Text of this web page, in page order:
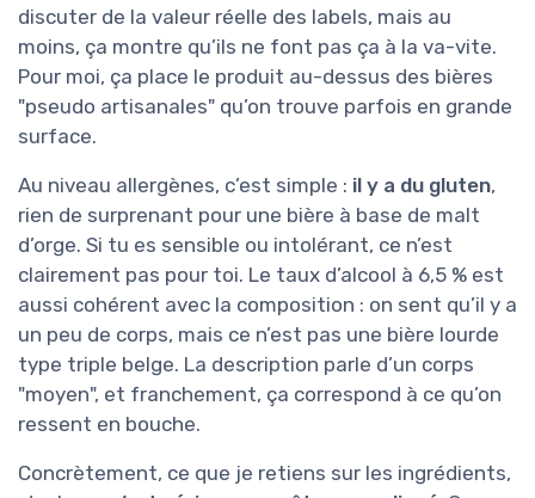
discuter de la valeur réelle des labels, mais au
moins, ça montre qu’ils ne font pas ça à la va-vite.
Pour moi, ça place le produit au-dessus des bières
"pseudo artisanales" qu’on trouve parfois en grande
surface.
Au niveau allergènes, c’est simple : il y a du gluten,
rien de surprenant pour une bière à base de malt
d’orge. Si tu es sensible ou intolérant, ce n’est
clairement pas pour toi. Le taux d’alcool à 6,5 % est
aussi cohérent avec la composition : on sent qu’il y a
un peu de corps, mais ce n’est pas une bière lourde
type triple belge. La description parle d’un corps
"moyen", et franchement, ça correspond à ce qu’on
ressent en bouche.
Concrètement, ce que je retiens sur les ingrédients,